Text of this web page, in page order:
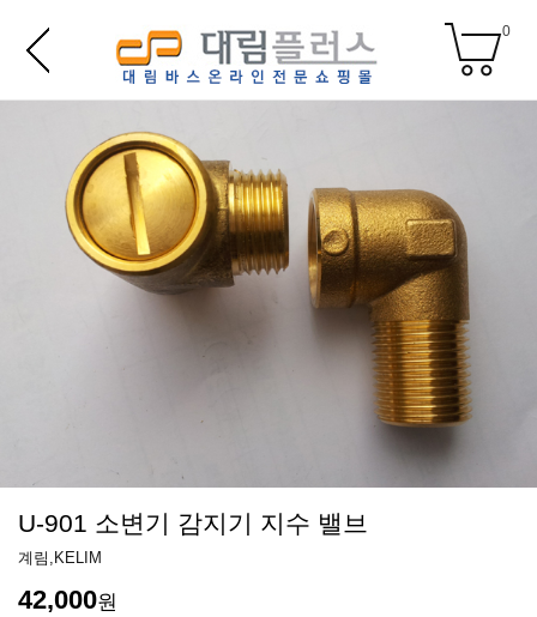
0
U-901 소변기 감지기 지수 밸브
계림,KELIM
42,000원